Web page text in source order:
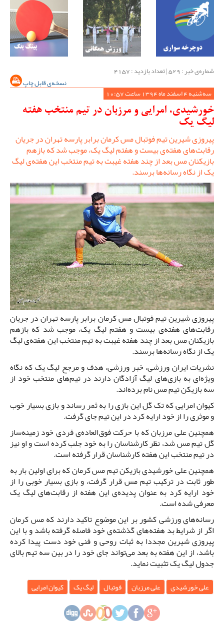
شماره‌ی خبر : ‌529 | تعداد بازدید : 4157
نسخه‌ی قابل چاپ
سه‌شنبه 4 اسفند ماه 1394 ساعت 10:57
خورشیدی، امرایی و مرزبان در تیم منتخب هفته
لیگ یک
پیروزی شیرین تیم فوتبال مس کرمان برابر پارسه تهران در جریان
رقابت‌های هفته‌ی بیست و هفتم لیگ یک، موجب شد که بازهم
بازیکنان مس بعد از چند هفته غیبت به تیم منتخب این هفته‌ی لیگ
یک از نگاه رسانه‌ها برسند.
پیروزی شیرین تیم فوتبال مس کرمان برابر پارسه تهران در جریان
رقابت‌های هفته‌ی بیست و هفتم لیگ یک، موجب شد که بازهم
بازیکنان مس بعد از چند هفته غیبت به تیم منتخب این هفته‌ی لیگ
یک از نگاه رسانه‌ها برسند.
نشریات ایران ورزشی، خبر ورزشی، هدف و مرجع لیگ یک که نگاه
ویژه‌ای به بازی‌های لیگ آزادگان دارند در تیم‌های منتخب خود از
سه بازیکن تیم مس نام برده‌اند.
کیوان امرایی که تک گل این بازی را به ثمر رساند و بازی بسیار خوب
و موثری را از خود ارایه کرد در این تیم جای گرفت.
همچنین علی مرزبان که با حرکت فوق‌العاده‌ی فردی خود زمینه‌ساز
گل تیم مس شد، نظر کارشناسان را به خود جلب کرده است و او نیز
در تیم منتخب این هفته کارشناسان قرار گرفته است.
همچنین علی خورشیدی بازیکن تیم مس کرمان که برای اولین بار به
طور ثابت در ترکیب تیم مس قرار گرفت، و بازی بسیار خوبی را از
خود ارایه کرد به عنوان پدیده‌ی این هفته از رقابت‌های لیگ یک
معرفی شده است.
رسانه‌های ورزشی کشور بر این موضوع تاکید دارند که مس کرمان
اگر از شرایط بد هفته‌های گذشته‌ی خود فاصله گرفته باشد و با این
پیروزی شیرین مجددا به ثبات روحی و فنی خود دست پیدا کرده
باشد، از این هفته به بعد می‌تواند جای خود را در بین سه تیم بالای
جدول لیگ یک تثبیت نماید.
علی خورشیدی علی مرزبان فوتبال لیگ یک کیوان امرایی